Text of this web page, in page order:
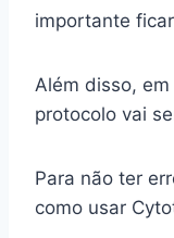
importante
Além disso,
protocolo vai
Para não ter
como usar